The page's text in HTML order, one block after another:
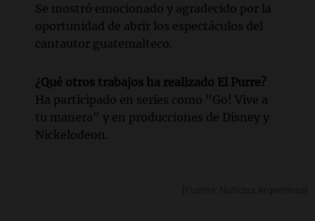
Se mostró emocionado y agradecido por la
oportunidad de abrir los espectáculos del
cantautor guatemalteco.
¿Qué otros trabajos ha realizado El Purre?
Ha participado en series como "Go! Vive a
tu manera" y en producciones de Disney y
Nickelodeon.